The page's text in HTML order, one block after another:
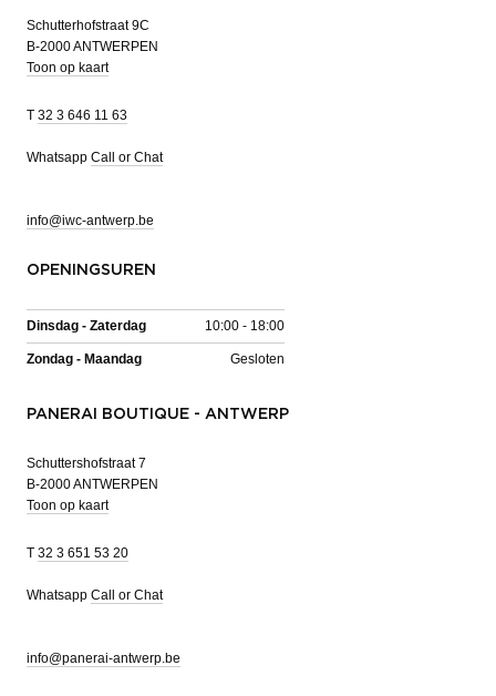
Schutterhofstraat 9C
B-2000 ANTWERPEN
Toon op kaart
T 32 3 646 11 63
Whatsapp Call or Chat
info@iwc-antwerp.be
OPENINGSUREN
Dinsdag - Zaterdag 10:00 - 18:00
Zondag - Maandag Gesloten
PANERAI BOUTIQUE - ANTWERP
Schuttershofstraat 7
B-2000 ANTWERPEN
Toon op kaart
T 32 3 651 53 20
Whatsapp Call or Chat
info@panerai-antwerp.be